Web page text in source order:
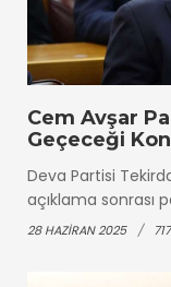
Cem Avşar
Geçeceği
Deva Partisi
açıklama sonrası
28 HAZIRAN 2025